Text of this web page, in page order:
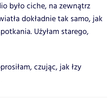
było ciche, na zewnątrz
dokładnie tak samo, jak
Użyłam starego,
czując, jak łzy